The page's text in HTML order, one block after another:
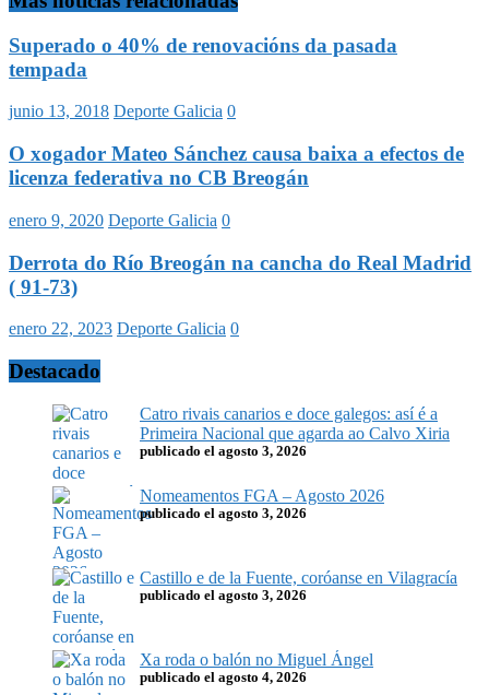
Superado o 40% de renovacións da pasada
tempada
junio 13, 2018 Deporte Galicia 0
O xogador Mateo Sánchez causa baixa a efectos de
licenza federativa no CB Breogán
enero 9, 2020 Deporte Galicia 0
Derrota do Río Breogán na cancha do Real Madrid
( 91-73)
enero 22, 2023 Deporte Galicia 0
Destacado
Catro rivais canarios e doce galegos: así é a
Primeira Nacional que agarda ao Calvo Xiria
publicado el agosto 3, 2026
Nomeamentos FGA – Agosto 2026
publicado el agosto 3, 2026
Castillo e de la Fuente, coróanse en Vilagracía
publicado el agosto 3, 2026
Xa roda o balón no Miguel Ángel
publicado el agosto 4, 2026